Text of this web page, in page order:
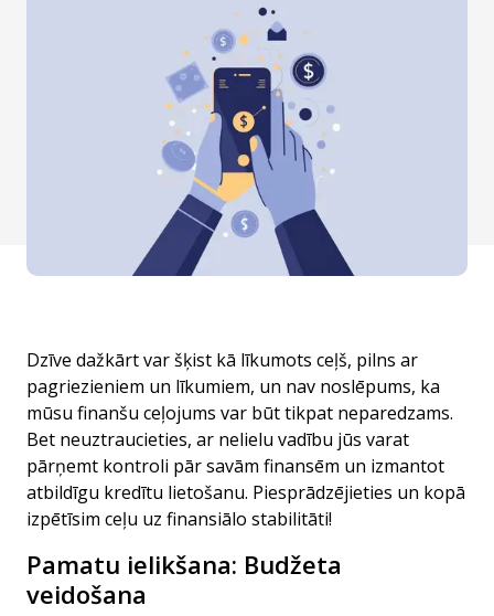
Dzīve dažkārt var šķist kā līkumots ceļš, pilns ar
pagriezieniem un līkumiem, un nav noslēpums, ka
mūsu finanšu ceļojums var būt tikpat neparedzams.
Bet neuztraucieties, ar nelielu vadību jūs varat
pārņemt kontroli pār savām finansēm un izmantot
atbildīgu kredītu lietošanu. Piesprādzējieties un kopā
izpētīsim ceļu uz finansiālo stabilitāti!
Pamatu ielikšana: Budžeta
veidošana